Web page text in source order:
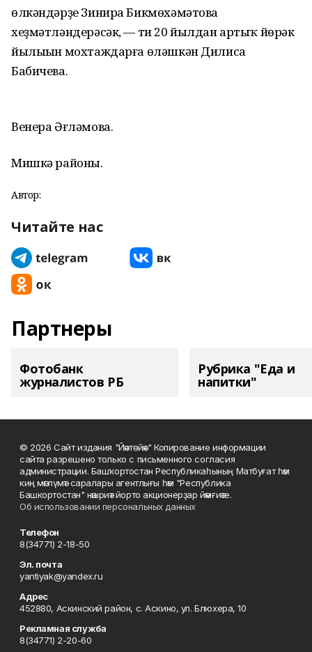
өлкәндәрҙе Зинира Бикмөхәмәтова
хеҙмәтләндерәсәк, — ти 20 йылдан артыҡ йөрәк
йылыһын мохтаждарға өләшкән Дилиса
Бабичева.
Венера Әғләмова.
Мишкә районы.
Автор:
Читайте нас
Партнеры
Фотобанк
журналистов РБ
Рубрика "Еда и
напитки"
© 2026 Сайт издания "Йәнтөйәк" Копирование информации
сайта разрешено только с письменного согласия
администрации. Башҡортостан Республикаһының Матбуғат һәм
киң мәғлүмәт саралары агентлығы һәм "Республика
Башкортостан" нәшриәт йорто акционерҙар йәмғиәте.
Об использовании персональных данных
Телефон
8(34771) 2-18-50
Эл. почта
yantiyak@yandex.ru
Адрес
452880, Аскинский район, с. Аскино, ул. Блюхера, 10
Рекламная служба
8(34771) 2-20-60